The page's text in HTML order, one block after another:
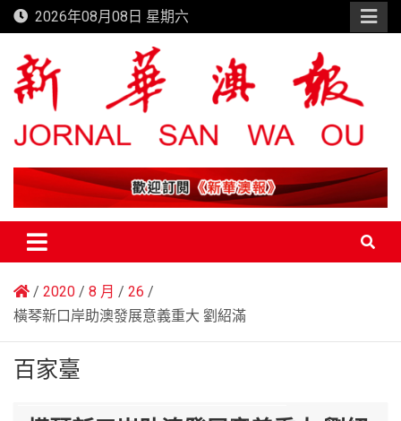
Skip
to
content
2026年08月08日 星期六
新華澳報
2020 8 月
26
橫琴新口岸助澳發展意義重大 劉紹滿
百家臺